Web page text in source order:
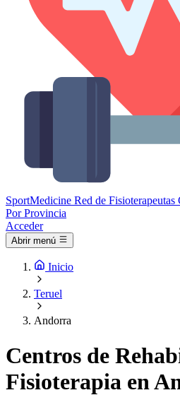
SportMedicine Red de Fisioterapeutas
Por Provincia
Acceder
Abrir menú
Inicio
Teruel
Andorra
Centros de
Fisioterapia en